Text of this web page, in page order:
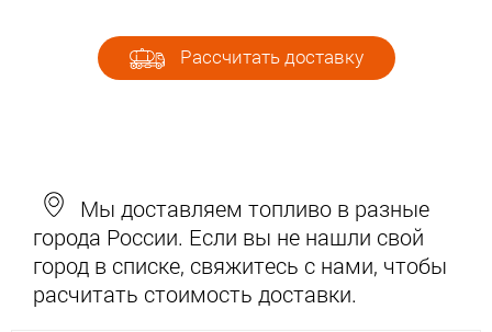
Рассчитать доставку
Мы доставляем топливо в разные
города России. Если вы не нашли свой
город в списке, свяжитесь с нами, чтобы
расчитать стоимость доставки.